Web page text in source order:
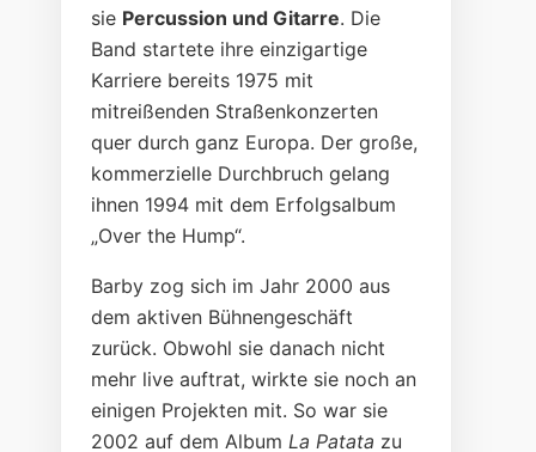
sie Percussion und Gitarre. Die
Band startete ihre einzigartige
Karriere bereits 1975 mit
mitreißenden Straßenkonzerten
quer durch ganz Europa. Der große,
kommerzielle Durchbruch gelang
ihnen 1994 mit dem Erfolgsalbum
„Over the Hump“.
Barby zog sich im Jahr 2000 aus
dem aktiven Bühnengeschäft
zurück. Obwohl sie danach nicht
mehr live auftrat, wirkte sie noch an
einigen Projekten mit. So war sie
2002 auf dem Album La Patata zu